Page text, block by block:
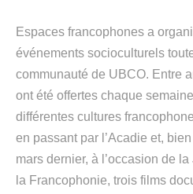
Espaces francophones a
événements socioculturels
communauté de UBCO. Entre
ont été offertes chaque
différentes cultures
en passant par l’Acadie et,
mars dernier, à l’occasion de
la Francophonie, trois films